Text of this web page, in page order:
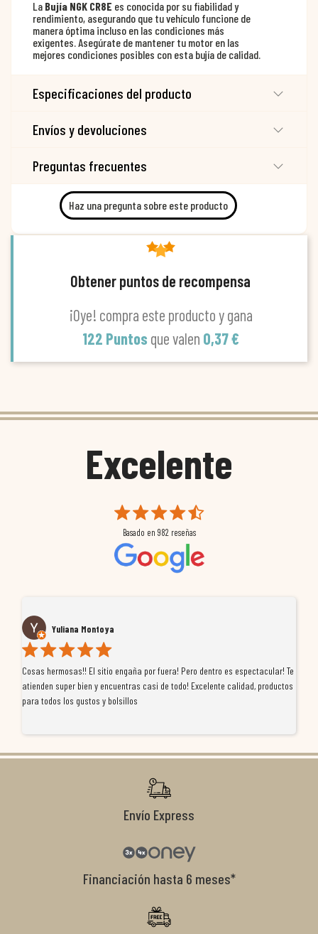
La Bujía NGK CR8E es conocida por su fiabilidad y
rendimiento, asegurando que tu vehículo funcione de
manera óptima incluso en las condiciones más
exigentes. Asegúrate de mantener tu motor en las
mejores condiciones posibles con esta bujía de calidad.
Especificaciones del producto
Envíos y devoluciones
Preguntas frecuentes
Haz una pregunta sobre este producto
Obtener puntos de recompensa
¡Oye! compra este producto y gana
122 Puntos que valen 0,37 €
Excelente
Basado en 982 reseñas
Yuliana Montoya
Cosas hermosas!! El sitio engaña por fuera! Pero dentro es espectacular! Te
atienden super bien y encuentras casi de todo! Excelente calidad, productos
para todos los gustos y bolsillos
Envío Express
Financiación hasta 6 meses*